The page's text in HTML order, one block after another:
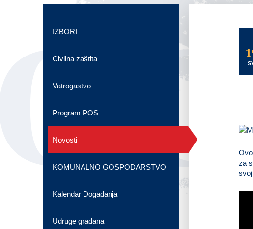
za
IZBORI
Civilna zaštita
Vatrogastvo
Program POS
Novosti
KOMUNALNO GOSPODARSTVO
Kalendar Događanja
Udruge građana